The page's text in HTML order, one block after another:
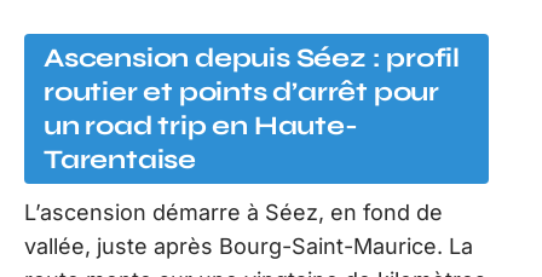
Ascension depuis Séez : profil
routier et points d’arrêt pour
un road trip en Haute-
Tarentaise
L’ascension démarre à Séez, en fond de
vallée, juste après Bourg-Saint-Maurice. La